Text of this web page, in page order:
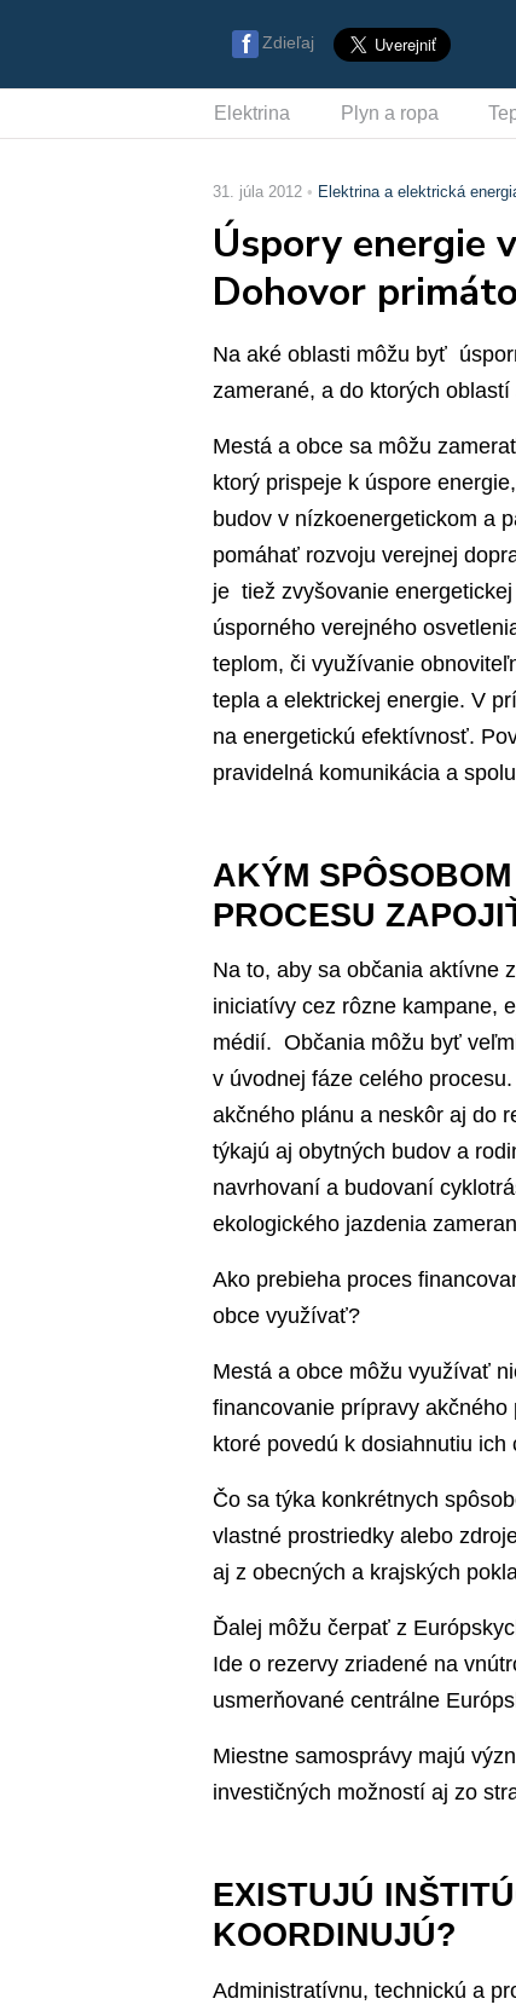
Zdieľaj
Elektrina Plyn a ropa
31. júla 2012 Elektrina a elektrická
Úspory energie
Dohovor
Na aké oblasti môžu byť
zamerané, a do ktorých
Mestá a obce sa môžu
ktorý prispeje k úspore
budov v nízkoenergetickom a
pomáhať rozvoju verejnej
je tiež zvyšovanie
úsporného verejného
teplom, či využívanie
tepla a elektrickej energie. V
na energetickú efektívnosť.
pravidelná komunikácia a
AKÝM
PROCESU
Na to, aby sa občania aktívne
iniciatívy cez rôzne kampane,
médií. Občania môžu byť
v úvodnej fáze celého
akčného plánu a neskôr aj do
týkajú aj obytných budov a
navrhovaní a budovaní
ekologického jazdenia
Ako prebieha proces
obce využívať?
Mestá a obce môžu využívať
financovanie prípravy
ktoré povedú k dosiahnutiu ich
Čo sa týka konkrétnych
vlastné prostriedky alebo
aj z obecných a krajských
Ďalej môžu čerpať z
Ide o rezervy zriadené na
usmerňované centrálne
Miestne samosprávy majú
investičných možností aj zo
EXISTUJÚ
KOORDINUJÚ?
Administratívnu, technickú a